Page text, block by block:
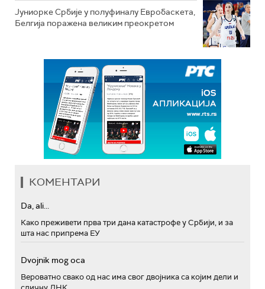
Јуниорке Србије у полуфиналу Евробаскета,
Белгија поражена великим преокретом
КОМЕНТАРИ
Da, ali...
Како преживети прва три дана катастрофе у Србији, и за
шта нас припрема ЕУ
Dvojnik mog oca
Вероватно свако од нас има свог двојника са којим дели и